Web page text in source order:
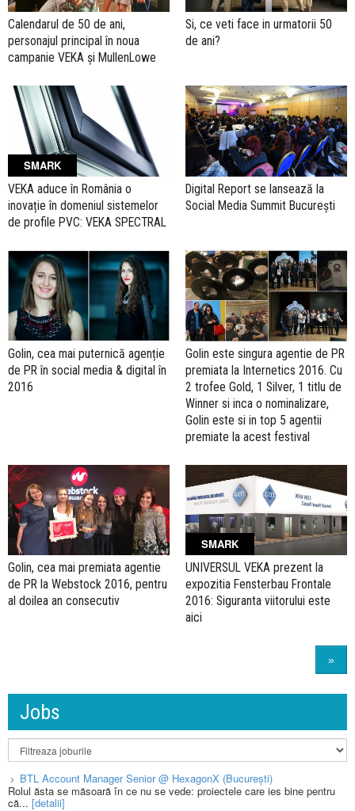
Calendarul de 50 de ani,
personajul principal în noua
campanie VEKA şi MullenLowe
Si, ce veti face in urmatorii 50
de ani?
SMARK
VEKA aduce în România o
inovație în domeniul sistemelor
de profile PVC: VEKA SPECTRAL
Digital Report se lansează la
Social Media Summit Bucureşti
Golin, cea mai puternică agenție
de PR în social media & digital în
2016
Golin este singura agentie de PR
premiata la Internetics 2016. Cu
2 trofee Gold, 1 Silver, 1 titlu de
Winner si inca o nominalizare,
Golin este si in top 5 agentii
premiate la acest festival
Golin, cea mai premiata agentie
de PR la Webstock 2016, pentru
al doilea an consecutiv
SMARK
UNIVERSUL VEKA prezent la
expozitia Fensterbau Frontale
2016: Siguranta viitorului este
aici
»
Jobs
BTL Account Manager Senior @ HexagonX (București)
Rolul ăsta se măsoară în ce nu se vede: proiectele care ies bine pentru
că... [detalii]